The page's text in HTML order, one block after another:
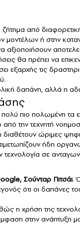
ζήτημα από
μοντέλων ή στην
αξιοποιήσουν
θα πρέπει να
εξαρχής τις
δαπάνη, αλλά η
πολύ πιο πολωμένη
από την τεχνητή
ώριμες
ήδη
σε
Σούνταρ Πιτσάι.
ότι οι δαπάνες
η χρήση της
έμφαση στην